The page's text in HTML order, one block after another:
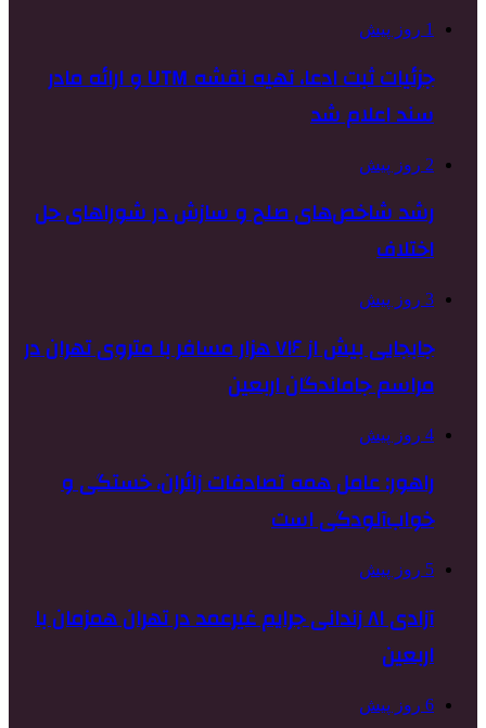
1 روز پیش
جزئیات ثبت ادعا، تهیه نقشه UTM و ارائه مادر
سند اعلام شد
2 روز پیش
رشد شاخص‌های صلح و سازش در شوراهای حل
اختلاف
3 روز پیش
جابجایی بیش از ۷۱۶ هزار مسافر با متروی تهران در
مراسم جاماندگان اربعین
4 روز پیش
راهور: عامل همه تصادفات زائران، خستگی و
خواب‌آلودگی است
5 روز پیش
آزادی ۸۱ زندانی جرایم غیرعمد در تهران همزمان با
اربعین
6 روز پیش